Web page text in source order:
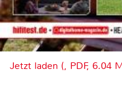
Jetzt laden (, PDF, 6.04